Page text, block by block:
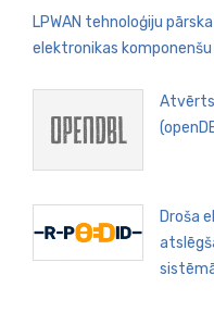
LPWAN tehnoloģiju
elektronikas komponenšu
Atvērts
Droša